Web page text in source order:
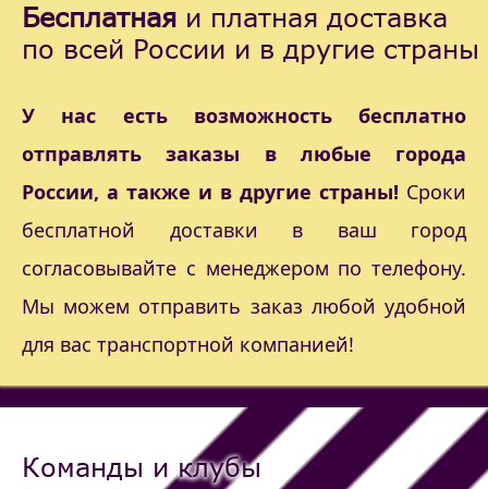
Бесплатная и платная доставка
по всей России и в другие страны
У нас есть возможность бесплатно
отправлять заказы в любые города
России, а также и в другие страны! Сроки
бесплатной доставки в ваш город
согласовывайте с менеджером по телефону.
Мы можем отправить заказ любой удобной
для вас транспортной компанией!
Команды и клубы